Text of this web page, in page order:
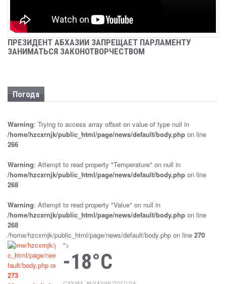
КУДЖЕВА НАЗВАЛИ В СЕЛЕ ЧЛОУ
Sep 25, 2024 Новости
ЧТЕНИИ ЗАКОНОПРОЕКТ «О ВНЕСЕНИИ
ИЗМЕНЕНИЙ В КОНСТИТУЦИОННЫЙ ЗАКОН
Sep 25, 2024 Новости
ДБАР
Sep 25, 2024 Новости
ПАРЛАМЕНТ РАТИФИЦИРОВАЛ РОССИЙСКО-
АБХАЗСКОЕ СОГЛАШЕНИЕ О ВЗАИМНОМ
ПРИЗНАНИИ СУДЕБНЫХ РЕШЕНИЙ
ПРЕЗИДЕНТ АБХАЗИИ ЗАПРЕЩАЕТ ПАРЛАМЕНТУ
ЗАНИМАТЬСЯ ЗАКОНОТВОРЧЕСТВОМ
Погода
Warning: Trying to access array offset on value of type null in
/home/hzcxrnjk/public_html/page/news/default/body.php on line
266
Warning: Attempt to read property "Temperature" on null in
/home/hzcxrnjk/public_html/page/news/default/body.php on line
268
Warning: Attempt to read property "Value" on null in
/home/hzcxrnjk/public_html/page/news/default/body.php on line
268
/home/hzcxrnjk/public_html/page/news/default/body.php on line 270
">
/home/hzcxrnjk/publi
c_html/page/news/de
fault/body.php on line
273
-18°C